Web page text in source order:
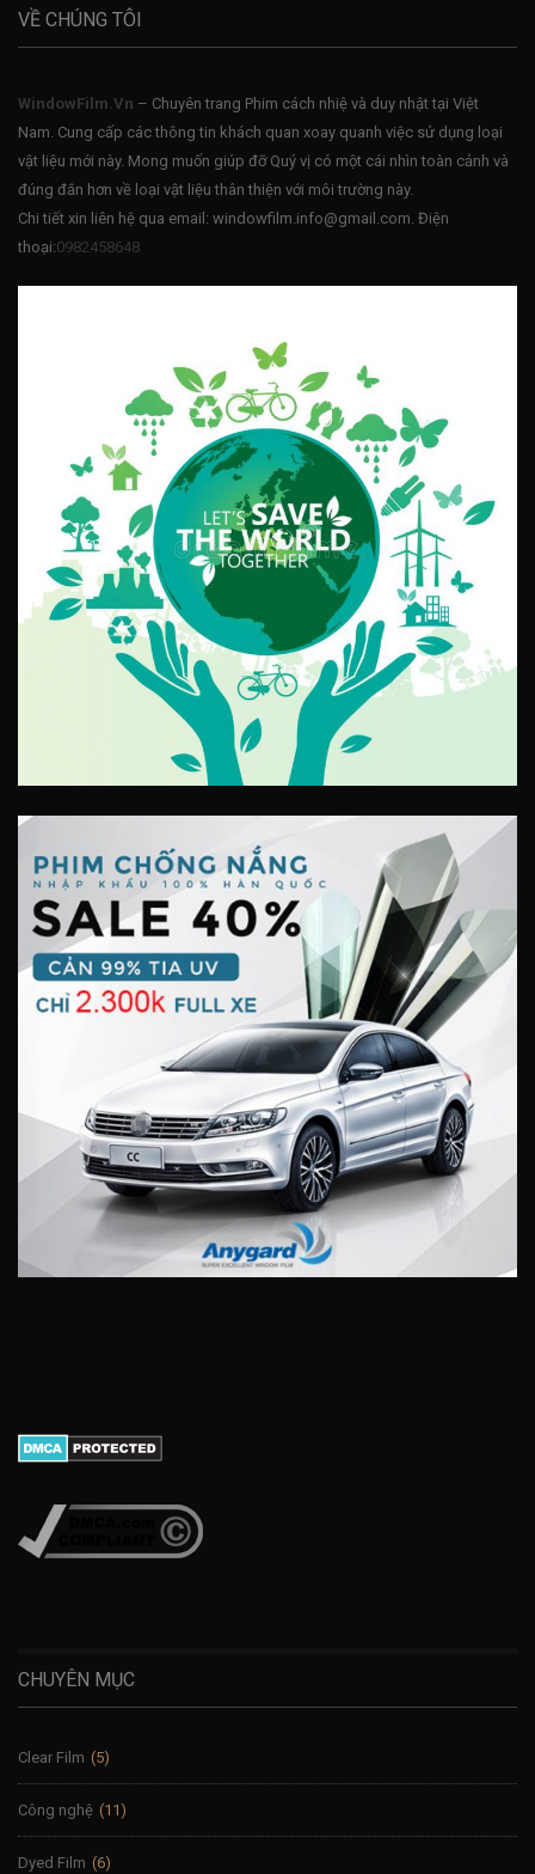
VỀ CHÚNG TÔI
WindowFilm.Vn – Chuyên trang Phim cách nhiệ và duy nhật tại Việt
Nam. Cung cấp các thông tin khách quan xoay quanh việc sử dụng loại
vật liệu mới này. Mong muốn giúp đỡ Quý vị có một cái nhìn toàn cảnh và
đúng đắn hơn về loại vật liệu thân thiện với môi trường này.
Chi tiết xin liên hệ qua email: windowfilm.info@gmail.com. Điện
thoại:0982458648
CHUYÊN MỤC
Clear Film (5)
Công nghệ (11)
Dyed Film (6)